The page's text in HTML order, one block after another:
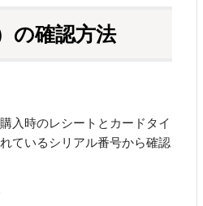
の確認方法
入時のレシートとカードタイ
ているシリアル番号から確認